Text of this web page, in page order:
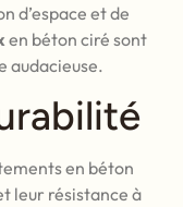
d’espace et de
en béton ciré sont
audacieuse.
en béton
leur résistance à